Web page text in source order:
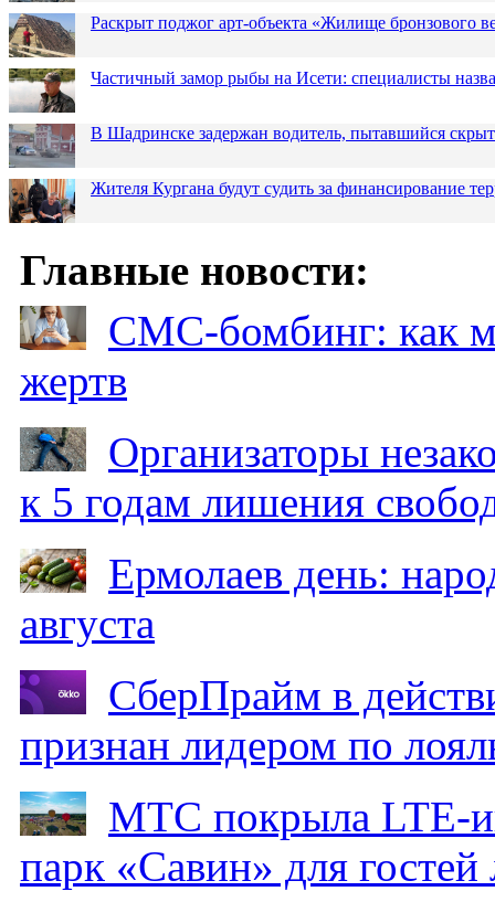
Раскрыт поджог арт-объекта «Жилище бронзового
Частичный замор рыбы на Исети: специалисты
В Шадринске задержан водитель, пытавшийся
Жителя Кургана будут судить за финансирование
Главные новости:
СМС-бомбинг: как
жертв
Организаторы
к 5 годам лишения
Ермолаев день:
августа
СберПрайм в
признан лидером по
МТС покрыла LTE-
парк «Савин» для гостей